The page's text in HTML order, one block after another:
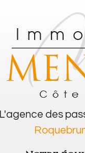
L'agence des